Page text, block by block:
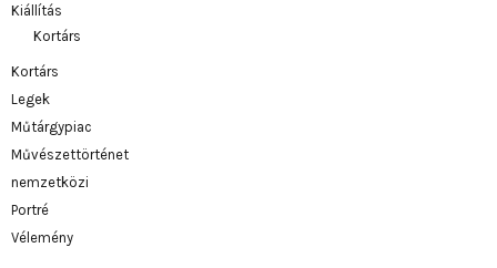
Kiállítás
Kortárs
Kortárs
Legek
Műtárgypiac
Művészettörténet
nemzetközi
Portré
Vélemény